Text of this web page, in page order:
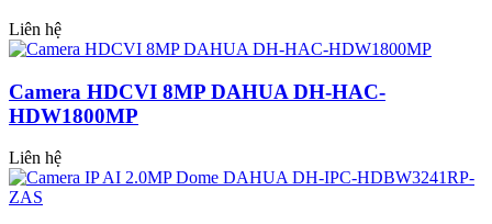
Liên hệ
Camera HDCVI 8MP DAHUA DH-HAC-
HDW1800MP
Liên hệ